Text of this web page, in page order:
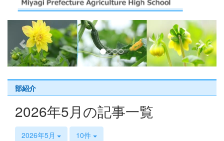
p
r
e
v
i
o
u
s
n
e
x
t
部紹介
2026年5月の記事一覧
2026年5月 10件